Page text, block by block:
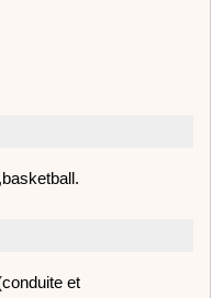
et